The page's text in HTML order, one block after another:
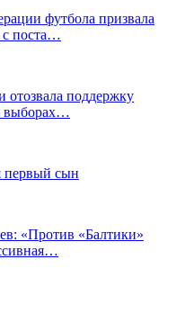
футбола призвала
с поста…
отозвала поддержку
выборах…
первый сын
«Против «Балтики»